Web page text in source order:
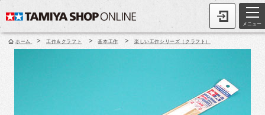
メニュー
ホーム > 工作＆クラフト > 基本工作 > 楽しい工作シリーズ（クラフト）